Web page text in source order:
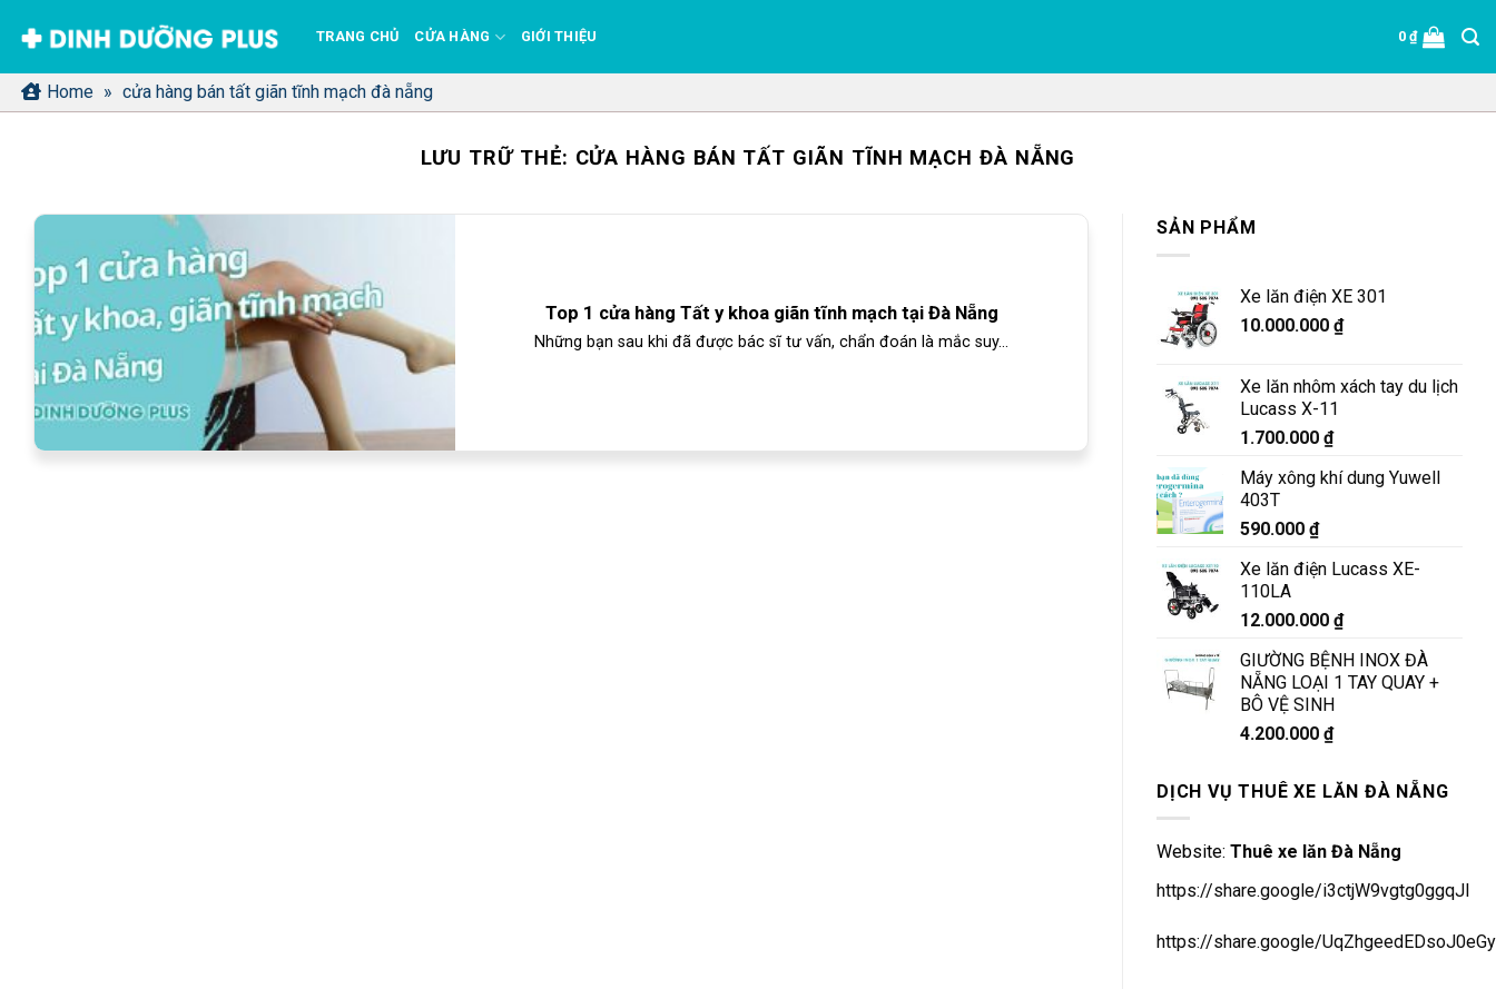
qua
nội
dung
TRANG CHỦ CỬA HÀNG GIỚI THIỆU 0₫
Home » cửa hàng bán tất giãn tĩnh mạch đà nẵng
LƯU TRỮ THẺ: CỬA HÀNG BÁN TẤT GIÃN TĨNH MẠCH ĐÀ NẴNG
Top 1 cửa hàng Tất y khoa giãn tĩnh mạch tại Đà Nẵng
Những bạn sau khi đã được bác sĩ tư vấn, chẩn đoán là mắc suy...
SẢN PHẨM
Xe lăn điện XE 301
10.000.000 ₫
Xe lăn nhôm xách tay du lịch
Lucass X-11
1.700.000 ₫
Máy xông khí dung Yuwell
403T
590.000 ₫
Xe lăn điện Lucass XE-
110LA
12.000.000 ₫
GIƯỜNG BỆNH INOX ĐÀ
NẴNG LOẠI 1 TAY QUAY +
BÔ VỆ SINH
4.200.000 ₫
DỊCH VỤ THUÊ XE LĂN ĐÀ NẴNG
Website: Thuê xe lăn Đà Nẵng
https://share.google/i3ctjW9vgtg0ggqJl
https://share.google/UqZhgeedEDsoJ0eGy